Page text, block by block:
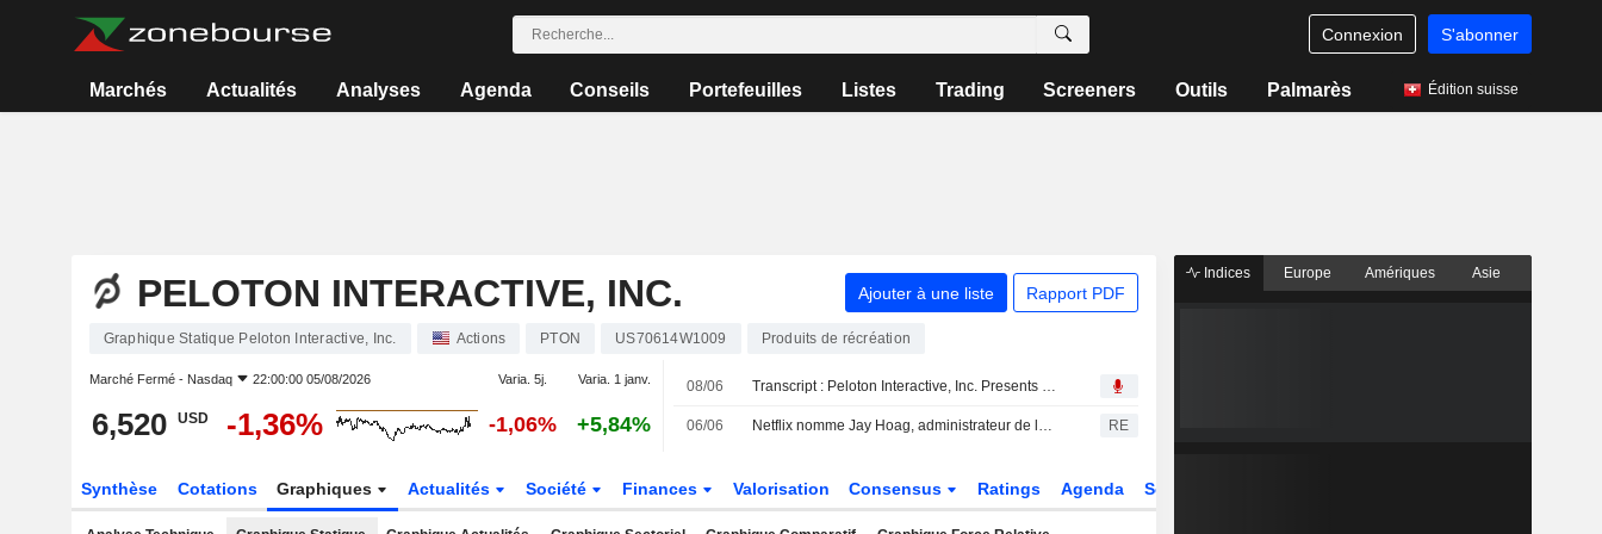
Connexion S'abonner
Marchés Actualités Analyses Agenda Conseils Portefeuilles Listes Trading Screeners Outils Palmarès Édition suisse
PELOTON INTERACTIVE, INC. Ajouter à une liste Rapport PDF
Graphique Statique Peloton Interactive, Inc. Actions PTON US70614W1009 Produits de récréation
Marché Fermé - Nasdaq 22:00:00 05/08/2026 Varia. 5j. Varia. 1 janv.
6,520 USD -1,36% -1,06% +5,84%
08/06 Transcript : Peloton Interactive, Inc. Presents at Oppenheimer 26th Annual Consumer Growth and E-Commerce Conference, Jun-08-2026 01:30 PM
06/06 Netflix nomme Jay Hoag, administrateur de longue date, au poste de président pour succéder à Reed Hastings RE
Synthèse Cotations Graphiques Actualités Société Finances Valorisation Consensus Ratings Agenda Secteur
Indices Europe Amériques Asie